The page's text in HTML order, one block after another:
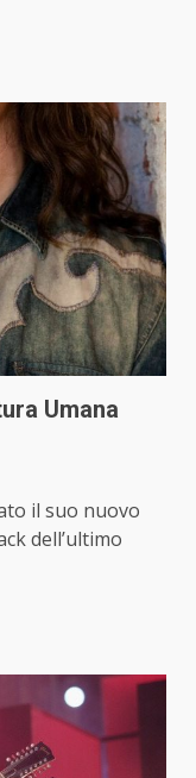
Umana
il suo nuovo
dell’ultimo